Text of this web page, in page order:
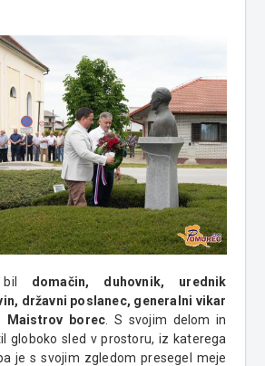
bil domačin, duhovnik, urednik
državni poslanec, generalni vikar
Maistrov borec . S svojim delom in
globoko sled v prostoru, iz katerega
je s svojim zgledom presegel meje